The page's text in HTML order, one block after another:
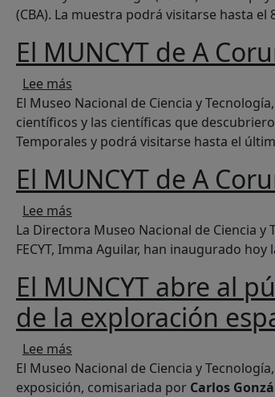
(CBA). La muestra podrá visitarse hasta el
El MUNCYT de A
Lee más
El Museo Nacional de Ciencia y
científicos y las científicas que
Temporales y podrá visitarse hasta el
El MUNCYT de A
Lee más
La Directora Museo Nacional de Ciencia y
FECYT, Imma Aguilar, han inaugurado
El MUNCYT abre al
de la exploración
Lee más
El Museo Nacional de Ciencia y
exposición, comisariada por Carlos